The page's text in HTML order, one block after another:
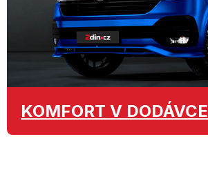
KOMFORT V DODÁVCE